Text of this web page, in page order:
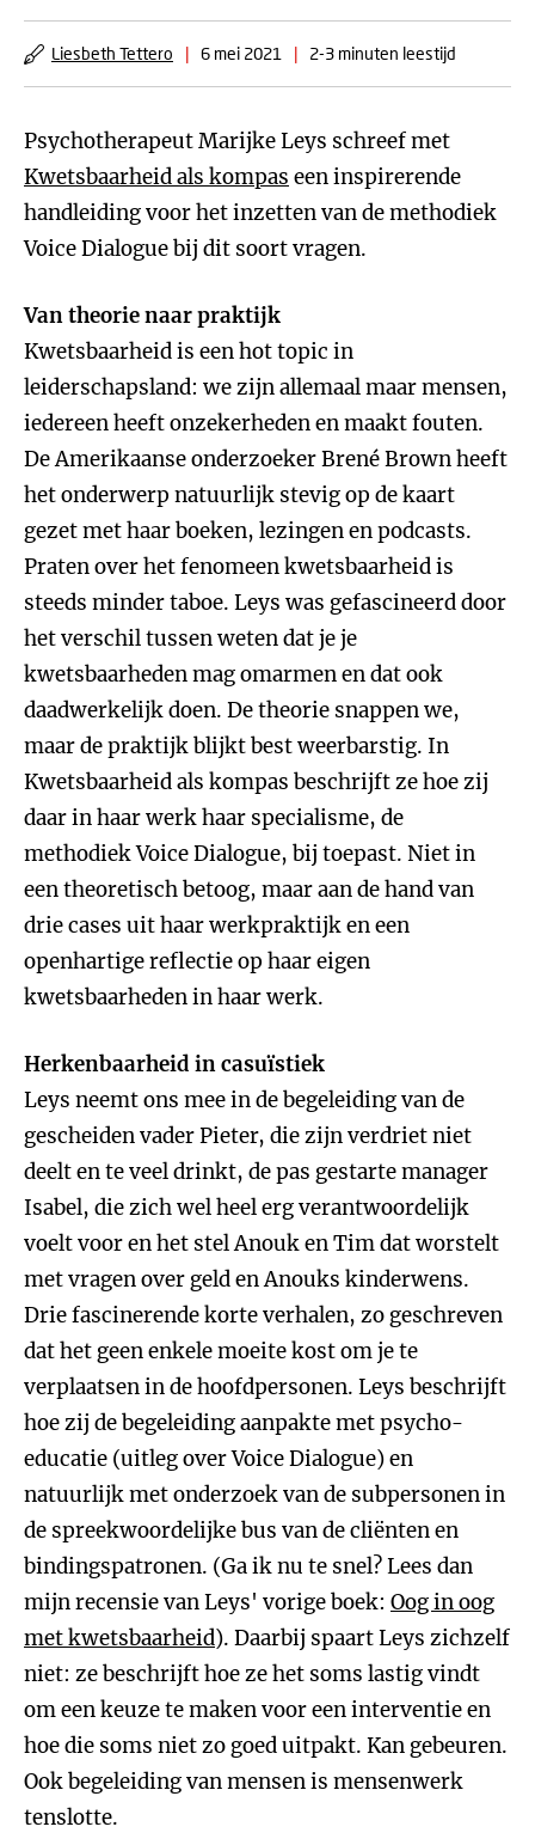
Liesbeth Tettero | 6 mei 2021 | 2-3 minuten leestijd
Psychotherapeut Marijke Leys schreef met
Kwetsbaarheid als kompas een inspirerende
handleiding voor het inzetten van de methodiek
Voice Dialogue bij dit soort vragen.
Van theorie naar praktijk
Kwetsbaarheid is een hot topic in
leiderschapsland: we zijn allemaal maar mensen,
iedereen heeft onzekerheden en maakt fouten.
De Amerikaanse onderzoeker Brené Brown heeft
het onderwerp natuurlijk stevig op de kaart
gezet met haar boeken, lezingen en podcasts.
Praten over het fenomeen kwetsbaarheid is
steeds minder taboe. Leys was gefascineerd door
het verschil tussen weten dat je je
kwetsbaarheden mag omarmen en dat ook
daadwerkelijk doen. De theorie snappen we,
maar de praktijk blijkt best weerbarstig. In
Kwetsbaarheid als kompas beschrijft ze hoe zij
daar in haar werk haar specialisme, de
methodiek Voice Dialogue, bij toepast. Niet in
een theoretisch betoog, maar aan de hand van
drie cases uit haar werkpraktijk en een
openhartige reflectie op haar eigen
kwetsbaarheden in haar werk.
Herkenbaarheid in casuïstiek
Leys neemt ons mee in de begeleiding van de
gescheiden vader Pieter, die zijn verdriet niet
deelt en te veel drinkt, de pas gestarte manager
Isabel, die zich wel heel erg verantwoordelijk
voelt voor en het stel Anouk en Tim dat worstelt
met vragen over geld en Anouks kinderwens.
Drie fascinerende korte verhalen, zo geschreven
dat het geen enkele moeite kost om je te
verplaatsen in de hoofdpersonen. Leys beschrijft
hoe zij de begeleiding aanpakte met psycho-
educatie (uitleg over Voice Dialogue) en
natuurlijk met onderzoek van de subpersonen in
de spreekwoordelijke bus van de cliënten en
bindingspatronen. (Ga ik nu te snel? Lees dan
mijn recensie van Leys' vorige boek: Oog in oog
met kwetsbaarheid). Daarbij spaart Leys zichzelf
niet: ze beschrijft hoe ze het soms lastig vindt
om een keuze te maken voor een interventie en
hoe die soms niet zo goed uitpakt. Kan gebeuren.
Ook begeleiding van mensen is mensenwerk
tenslotte.